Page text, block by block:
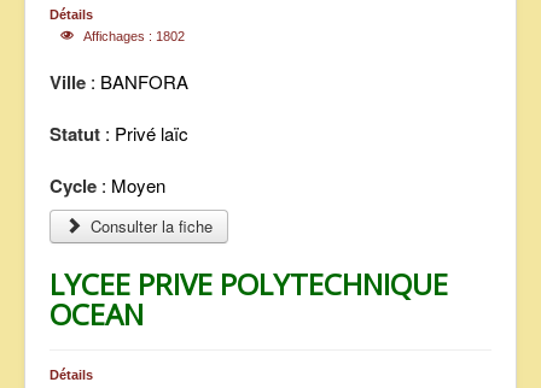
Détails
Affichages : 1802
Ville : BANFORA
Statut : Privé laïc
Cycle : Moyen
Consulter la fiche
LYCEE PRIVE POLYTECHNIQUE
OCEAN
Détails